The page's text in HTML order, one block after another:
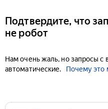
Подтвердите, что
не робот
Нам очень жаль, но запросы с
автоматические.
Почему это